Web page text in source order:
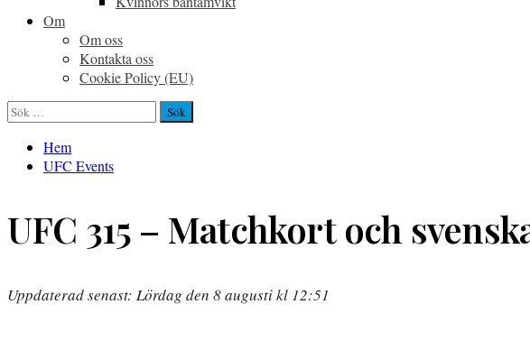
Om
Om oss
Kontakta oss
Cookie Policy (EU)
Sök
efter:
Hem
UFC Events
UFC 315 – Matchkort och
Uppdaterad senast: Lördag den 8 augusti kl 12:51